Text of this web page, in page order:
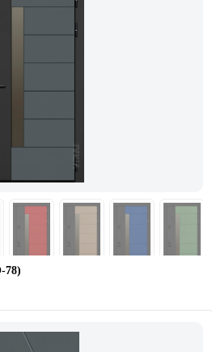
78)